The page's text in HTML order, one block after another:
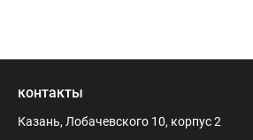
контакты
Казань, Лобачевского 10, корпус 2